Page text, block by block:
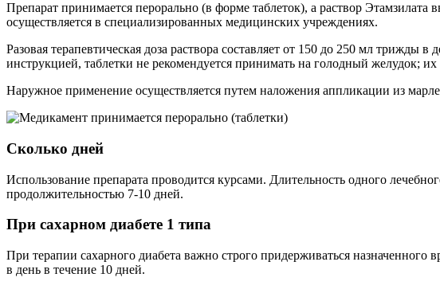
Препарат принимается перорально (в форме таблеток), а раствор
осуществляется в специализированных медицинских учреждениях.
Разовая терапевтическая доза раствора составляет от 150 до 250 мл трижды
инструкцией, таблетки не рекомендуется принимать на голодный желудок;
Наружное применение осуществляется путем наложения аппликации из
Сколько дней
Использование препарата проводится курсами. Длительность одного
продолжительностью 7-10 дней.
При сахарном диабете 1 типа
При терапии сахарного диабета важно строго придерживаться назначенного
в день в течение 10 дней.